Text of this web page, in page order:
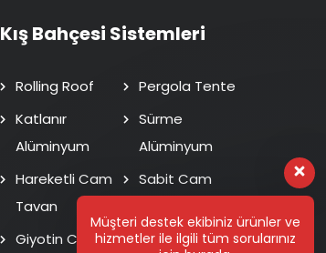
Kış Bahçesi Sistemleri
Rolling Roof
Pergola Tente
Katlanır
Alüminyum
Sürme
Alüminyum
Hareketli Cam
Tavan
Sabit Cam
Giyotin Cam
Isı Cam Sürme
Müşteri destek ekibiniz ürünler ve
hizmetler ile ilgili tüm sorularınız